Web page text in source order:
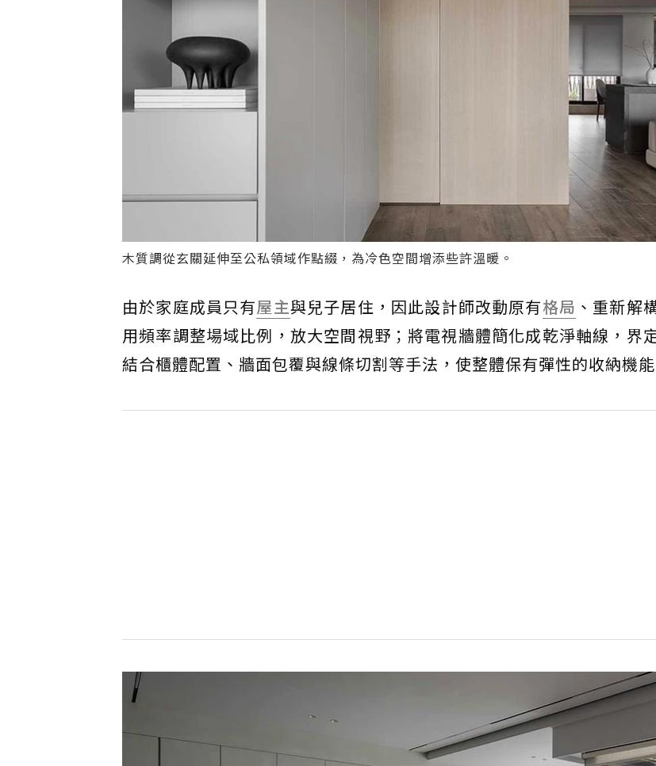
木質調從玄關延伸至公私領域作點綴，為冷色空間增添些許溫暖。
由於家庭成員只有屋主與兒子居住，因此設計師改動原有格局 、重新解
用頻率調整場域比例，放大空間視野；將電視牆體簡化成乾淨軸線，界
結合櫃體配置、牆面包覆與線條切割等手法，使整體保有彈性的收納機能